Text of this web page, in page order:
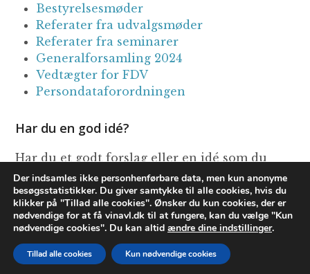
Bestyrelsesmøder
Referater fra udvalgsmøder
Referater fra seminarer
Generalforsamling 2024
Vedtægter for FDV
Persondataforordningen
Har du en god idé?
Har du et godt forslag eller en idé som du
mener FDV bør tage op til overvejelse, så send
den tilwebmaster@vinavl.dk
Alle forslag vil blive behandlet af bestyrelsen
og du vil modtage en tilbagemelding, når
forslaget er behandlet.
Der indsamles ikke personhenførbare data, men kun anonyme
besøgsstatistikker. Du giver samtykke til alle cookies, hvis du
klikker på "Tillad alle cookies". Ønsker du kun cookies, der er
nødvendige for at få vinavl.dk til at fungere, kan du vælge "Kun
nødvendige cookies". Du kan altid ændre dine indstillinger.
Tillad alle cookies Kun nødvendige cookies